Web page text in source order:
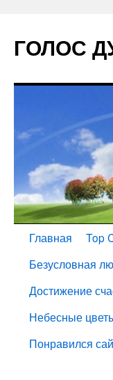
ГОЛОС
Главная Top
Безусловная
Достижение
Небесные
Понравился